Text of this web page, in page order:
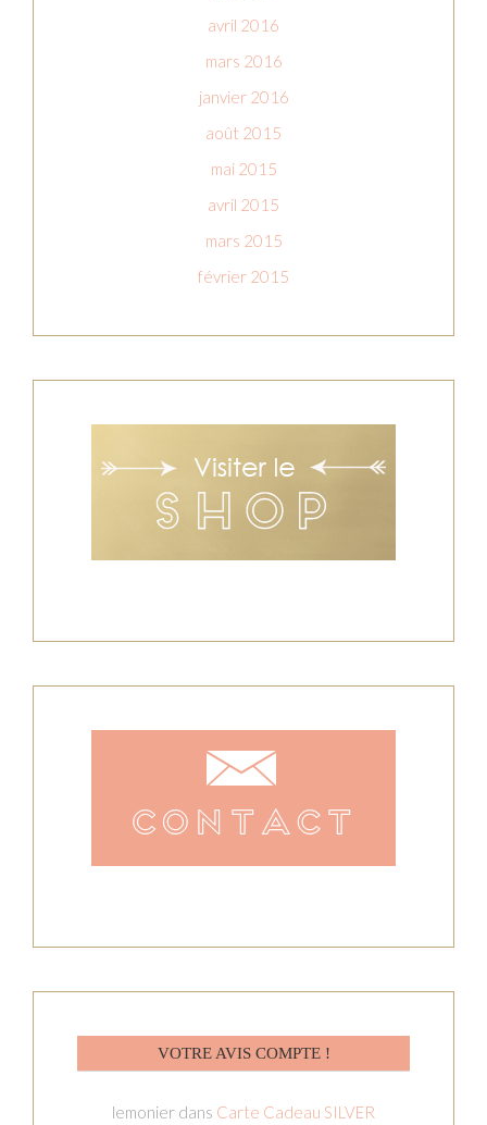
avril 2016
mars 2016
janvier 2016
août 2015
mai 2015
avril 2015
mars 2015
février 2015
VOTRE AVIS COMPTE !
lemonier dans Carte Cadeau SILVER